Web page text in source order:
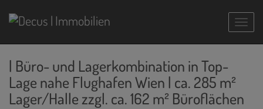
| Büro- und Lagerkombination in Top-
Lage nahe Flughafen Wien | ca. 285 m²
Lager/Halle zzgl. ca. 162 m² Büroflächen